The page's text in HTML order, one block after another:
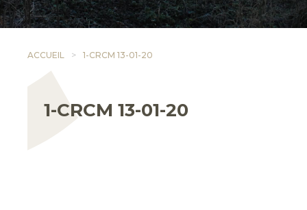
ACCUEIL 1-CRCM 13-01-20
1-CRCM 13-01-20